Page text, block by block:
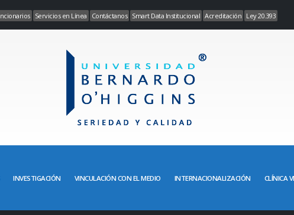
Servicios en Línea Contáctanos Smart Data Institucional Acreditación Ley 20.393
INVESTIGACIÓN VINCULACIÓN CON EL MEDIO INTERNACIONALIZACIÓN CLÍNICA